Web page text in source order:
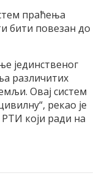
праћења
бити повезан до
јединственог
различитих
Овај систем
рекао је
који ради на